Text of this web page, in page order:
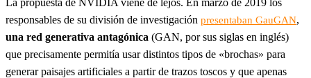
La propuesta de NVIDIA viene de lejos. En marzo de 2019 los
responsables de su división de investigación presentaban GauGAN,
una red generativa antagónica (GAN, por sus siglas en inglés)
que precisamente permitía usar distintos tipos de «brochas» para
generar paisajes artificiales a partir de trazos toscos y que apenas